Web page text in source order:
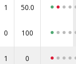
1 50.0
0 100
1 0